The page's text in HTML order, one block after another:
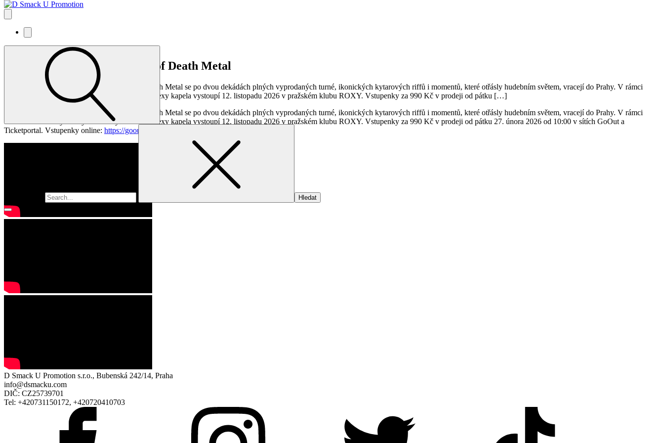
NOVĚ OZNÁMENO: Eagles of Death Metal
Hlasitější, drzejší a stále nezkrotní. Eagles of Death Metal se po dvou dekádách plných vyprodaných turné, ikonických kytarových riffů i momentů, které otřásly hudebním světem, vracejí do Prahy. V rámci
oslav dvacátého výročí vydání desky Death By Sexy kapela vystoupí 12. listopadu 2026 v pražském klubu ROXY. Vstupenky za 990 Kč v prodeji od pátku […]
Hlasitější, drzejší a stále nezkrotní. Eagles of Death Metal se po dvou dekádách plných vyprodaných turné, ikonických kytarových riffů i momentů, které otřásly hudebním světem, vracejí do Prahy. V rámci
oslav dvacátého výročí vydání desky Death By Sexy kapela vystoupí 12. listopadu 2026 v pražském klubu ROXY. Vstupenky za 990 Kč v prodeji od pátku 27. února 2026 od 10:00 v sítích GoOut a
Ticketportal. Vstupenky online: https://goout.net/cs/eagles-of-death-metal/szlcmgy/
D Smack U Promotion s.r.o., Bubenská 242/14, Praha
info@dsmacku.com
DIČ: CZ25739701
Tel: +420731150172, +420720410703